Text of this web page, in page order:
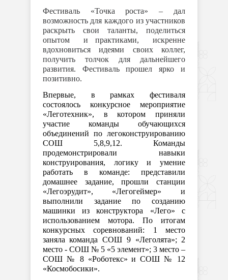
Фестиваль «Точка роста» – дал
возможность для каждого из участников
раскрыть свои таланты, поделиться
опытом и практиками, искренне
вдохновиться идеями своих коллег,
получить толчок для дальнейшего
развития. Фестиваль прошел ярко и
позитивно.
Впервые, в рамках фестиваля
состоялось конкурсное мероприятие
«Леготехник», в котором приняли
участие команды обучающихся
объединений по легоконструированию
СОШ 5,8,9,12. Команды
продемонстрировали навыки
конструирования, логику и умение
работать в команде: представили
домашнее задание, прошли станции
«Легоэрудит», «Легогеймер» и
выполнили задание по созданию
машинки из конструктора «Лего» с
использованием мотора. По итогам
конкурсных соревнований: 1 место
заняла команда СОШ 9 «Леголята»; 2
место - СОШ № 5 «5 элемент»; 3 место –
СОШ № 8 «Роботекс» и СОШ № 12
«Космобосики».